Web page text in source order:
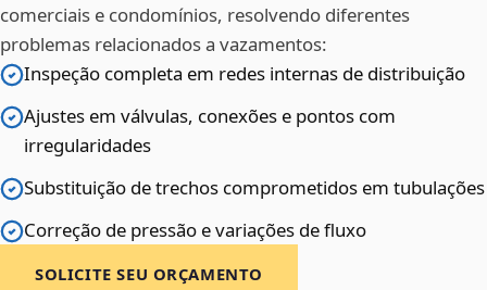
comerciais e condomínios, resolvendo diferentes
problemas relacionados a vazamentos:
Inspeção completa em redes internas de distribuição
Ajustes em válvulas, conexões e pontos com
irregularidades
Substituição de trechos comprometidos em tubulações
Correção de pressão e variações de fluxo
SOLICITE SEU ORÇAMENTO